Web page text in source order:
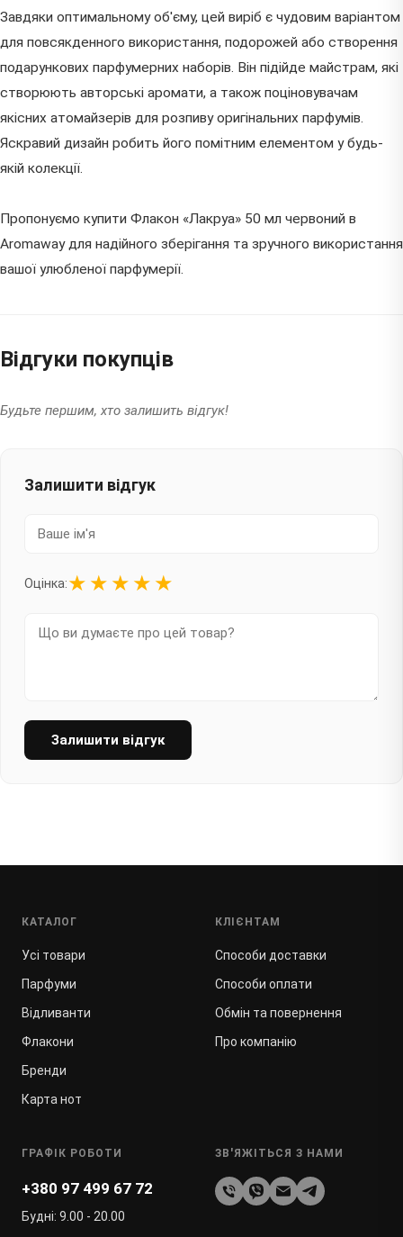
Завдяки оптимальному об'єму, цей виріб є чудовим варіантом
для повсякденного використання, подорожей або створення
подарункових парфумерних наборів. Він підійде майстрам, які
створюють авторські аромати, а також поціновувачам
якісних атомайзерів для розпиву оригінальних парфумів.
Яскравий дизайн робить його помітним елементом у будь-
якій колекції.
Пропонуємо купити Флакон «Лакруа» 50 мл червоний в
Aromaway для надійного зберігання та зручного використання
вашої улюбленої парфумерії.
Відгуки покупців
Будьте першим, хто залишить відгук!
Залишити відгук
Оцінка:★ ★ ★ ★ ★
Залишити відгук
КАТАЛОГ
Усі товари
Парфуми
Відливанти
Флакони
Бренди
Карта нот
КЛІЄНТАМ
Способи доставки
Способи оплати
Обмін та повернення
Про компанію
ГРАФІК РОБОТИ
+380 97 499 67 72
Будні: 9.00 - 20.00
ЗВ'ЯЖІТЬСЯ З НАМИ